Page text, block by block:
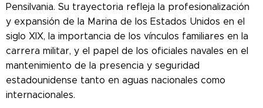
Pensilvania. Su trayectoria refleja la profesionalización
y expansión de la Marina de los Estados Unidos en el
siglo XIX, la importancia de los vínculos familiares en la
carrera militar, y el papel de los oficiales navales en el
mantenimiento de la presencia y seguridad
estadounidense tanto en aguas nacionales como
internacionales.